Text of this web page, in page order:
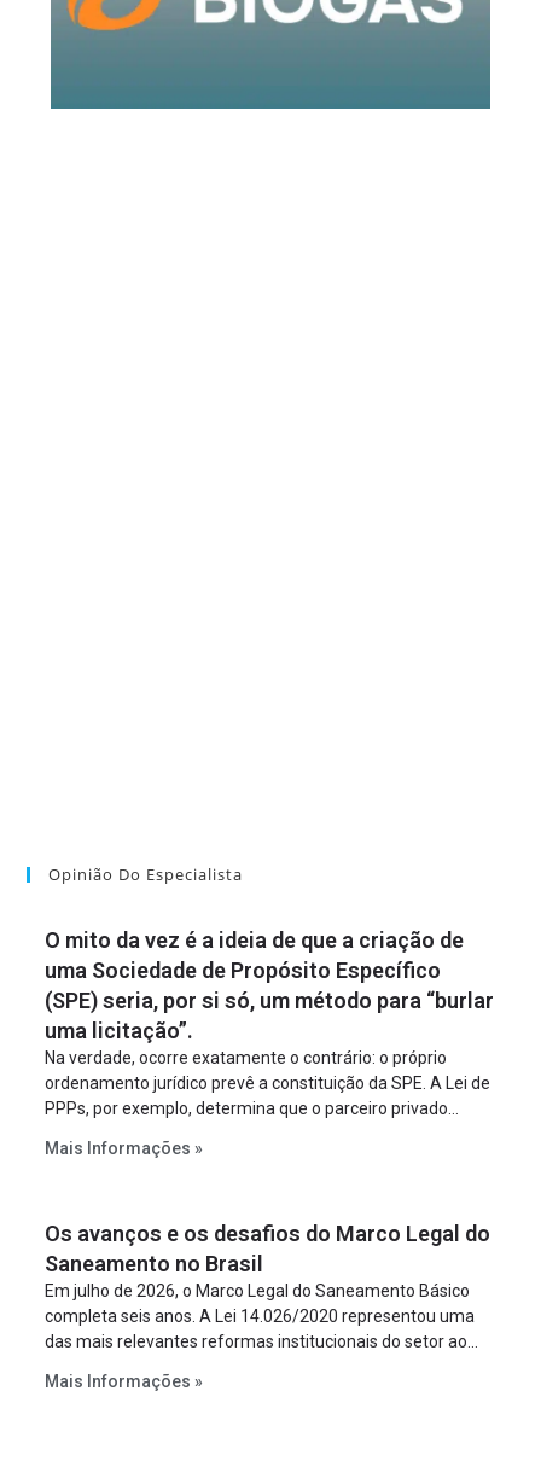
Opinião Do Especialista
O mito da vez é a ideia de que a criação de
uma Sociedade de Propósito Específico
(SPE) seria, por si só, um método para “burlar
uma licitação”.
Na verdade, ocorre exatamente o contrário: o próprio
ordenamento jurídico prevê a constituição da SPE. A Lei de
PPPs, por exemplo, determina que o parceiro privado
empreendimento. Ou seja, a suposta “fraude à licitação” é
projeto a projeto.
Mais Informações »
Os avanços e os desafios do Marco Legal do
Saneamento no Brasil
Em julho de 2026, o Marco Legal do Saneamento Básico
completa seis anos. A Lei 14.026/2020 representou uma
das mais relevantes reformas institucionais do setor ao
serviços, ampliar a participação da iniciativa privada,
Mais Informações »